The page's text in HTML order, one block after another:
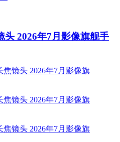
头 2026年7月影像旗舰手